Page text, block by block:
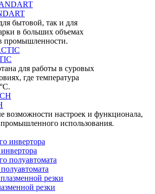
бытовой, так и для
в больших объемах
промышленности.
для работы в суровых
где температура
возможности настроек и функционала,
использования.
резки